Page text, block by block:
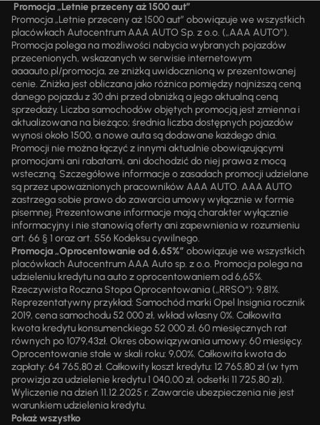
Promocja „Letnie przeceny aż 1500 aut”
Promocja „Letnie przeceny aż 1500 aut” obowiązuje we wszystkich
placówkach Autocentrum AAA AUTO Sp. z o.o. („AAA AUTO”).
Promocja polega na możliwości nabycia wybranych pojazdów
przecenionych, wskazanych w serwisie internetowym
aaaauto.pl/promocja, ze zniżką uwidocznioną w prezentowanej
cenie. Zniżka jest obliczana jako różnica pomiędzy najniższą ceną
danego pojazdu z 30 dni przed obniżką a jego aktualną ceną
sprzedaży. Liczba samochodów objętych promocją jest zmienna i
aktualizowana na bieżąco; średnia liczba dostępnych pojazdów
wynosi około 1500, a nowe auta są dodawane każdego dnia.
Promocji nie można łączyć z innymi aktualnie obowiązującymi
promocjami ani rabatami, ani dochodzić do niej prawa z mocą
wsteczną. Szczegółowe informacje o zasadach promocji udzielane
są przez upoważnionych pracowników AAA AUTO. AAA AUTO
zastrzega sobie prawo do zawarcia umowy wyłącznie w formie
pisemnej. Prezentowane informacje mają charakter wyłącznie
informacyjny i nie stanowią oferty ani zapewnienia w rozumieniu
art. 66 § 1 oraz art. 556 Kodeksu cywilnego.
Promocja „Oprocentowanie od 6,65%” obowiązuje we wszystkich
placówkach Autocentrum AAA Auto sp. z o.o. Promocja polega na
udzieleniu kredytu na auto z oprocentowaniem od 6,65%.
Rzeczywista Roczna Stopa Oprocentowania („RRSO“): 9,81%.
Reprezentatywny przykład: Samochód marki Opel Insignia rocznik
2019, cena samochodu 52 000 zł, wkład własny 0%. Całkowita
kwota kredytu konsumenckiego 52 000 zł, 60 miesięcznych rat
równych po 1079,43zł. Okres obowiązywania umowy: 60 miesięcy.
Oprocentowanie stałe w skali roku: 9,00%. Całkowita kwota do
zapłaty: 64 765,80 zł. Całkowity koszt kredytu: 12 765,80 zł (w tym
prowizja za udzielenie kredytu 1 040,00 zł, odsetki 11 725,80 zł).
Wyliczenie na dzień 11.12.2025 r. Zawarcie ubezpieczenia nie jest
warunkiem udzielenia kredytu.
Pokaż wszystko